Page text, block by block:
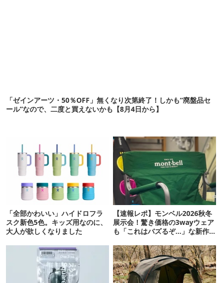
「ゼインアーツ・50％OFF」無くなり次第終了！しかも“廃盤品セ
ール”なので、二度と買えないかも【8月4日から】
「全部かわいい」ハイドロフラ
スク新色5色。キッズ用なのに、
大人が欲しくなりました
【速報レポ】モンベル2026秋冬
展示会！驚き価格の3wayウェア
も「これはバズるぞ…」な新作